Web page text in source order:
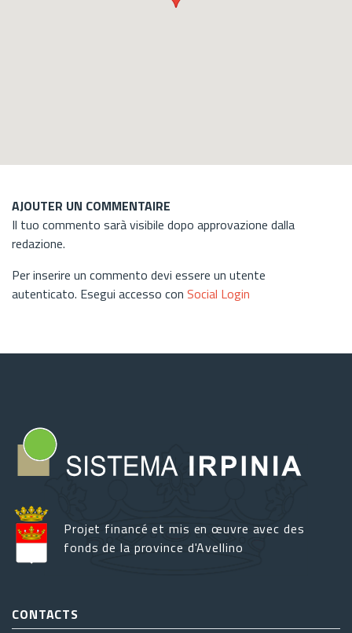
AJOUTER UN COMMENTAIRE
Il tuo commento sarà visibile dopo approvazione dalla
redazione.
Per inserire un commento devi essere un utente
autenticato. Esegui accesso con Social Login
Projet financé et mis en œuvre avec des
fonds de la province d'Avellino
CONTACTS